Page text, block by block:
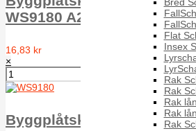
Flat
Insex
Rak
Rak
Rak
Rak
Rak
WS9180 A2 A 6.5X150
16,83 kr
×
Byggplåtskruv EPDM-